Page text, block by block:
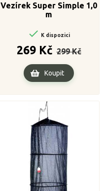
Vezírek Super Simple 1,0
m
 K dispozici
269 Kč cena
299 Kč
Cena
Koupit